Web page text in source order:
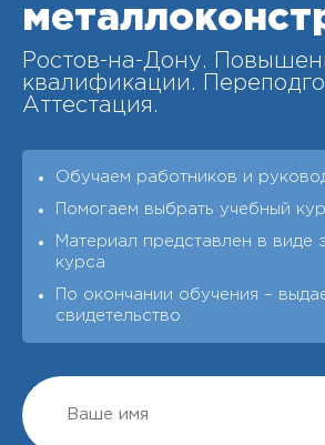
Ростов-на-Дону.
квалификации.
Аттестация.
Обучаем работников и
Помогаем выбрать учебный
Материал представлен в виде
курса
По окончании обучения –
свидетельство